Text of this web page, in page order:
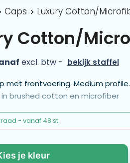
Caps Luxury Cotton/
Cotton/
excl. btw - bekijk staffel
met frontvoering. Medium
brushed cotton en microfiber
- vanaf 48 st.
je kleur